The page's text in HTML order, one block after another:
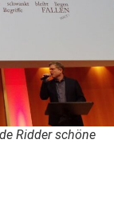
Ridder schöne